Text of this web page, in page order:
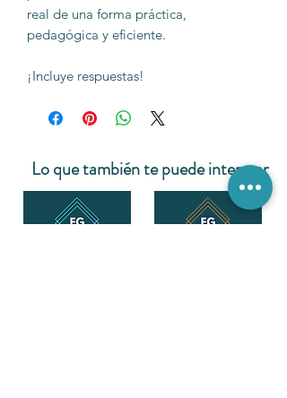
real de una forma práctica,
pedagógica y eficiente.
¡Incluye respuestas!
Lo que también te puede interesar